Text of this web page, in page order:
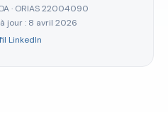
· ORIAS 22004090
jour : 8 avril 2026
LinkedIn